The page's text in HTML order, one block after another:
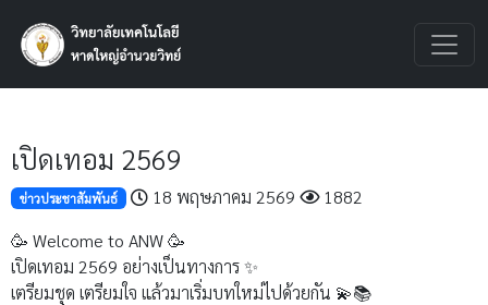
เปิดเทอม 2569
ข่าวประชาสัมพันธ์ 18 พฤษภาคม 2569
1882
🥳 Welcome to ANW 🥳
เปิดเทอม 2569 อย่างเป็นทางการ ✨
เตรียมชุด เตรียมใจ แล้วมาเริ่มบทใหม่ไปด้วยกัน 💫📚